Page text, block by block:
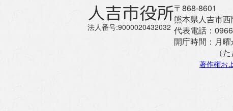
人吉市役所
法人番号:9000020432032
〒868-8601
熊本県人吉市
代表電話：
開庁時間： 月
（
著作権お